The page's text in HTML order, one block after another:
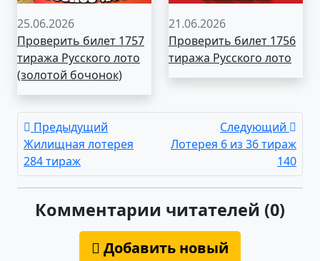
25.06.2026
Проверить билет 1757
тиража Русского лото
(золотой бочонок)
21.06.2026
Проверить билет 1756
тиража Русского лото
Предыдущий
Жилищная лотерея
284 тираж
Следующий
Лотерея 6 из 36 тираж
140
Комментарии читателей (0)
Добавить новый